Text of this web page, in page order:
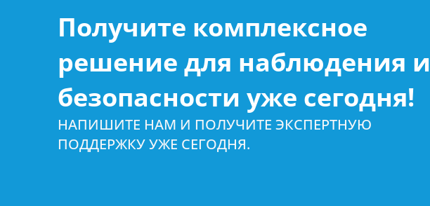
Получите комплексное
решение для наблюдения и
безопасности уже сегодня!
НАПИШИТЕ НАМ И ПОЛУЧИТЕ ЭКСПЕРТНУЮ
ПОДДЕРЖКУ УЖЕ СЕГОДНЯ.